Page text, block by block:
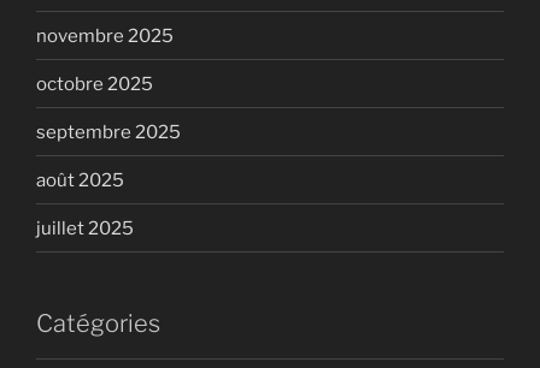
novembre 2025
octobre 2025
septembre 2025
août 2025
juillet 2025
Catégories